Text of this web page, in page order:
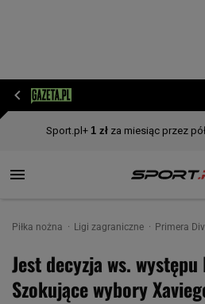
Piłka nożna Ligi zagraniczne Primera
Jest decyzja ws.
Szokujące wybory